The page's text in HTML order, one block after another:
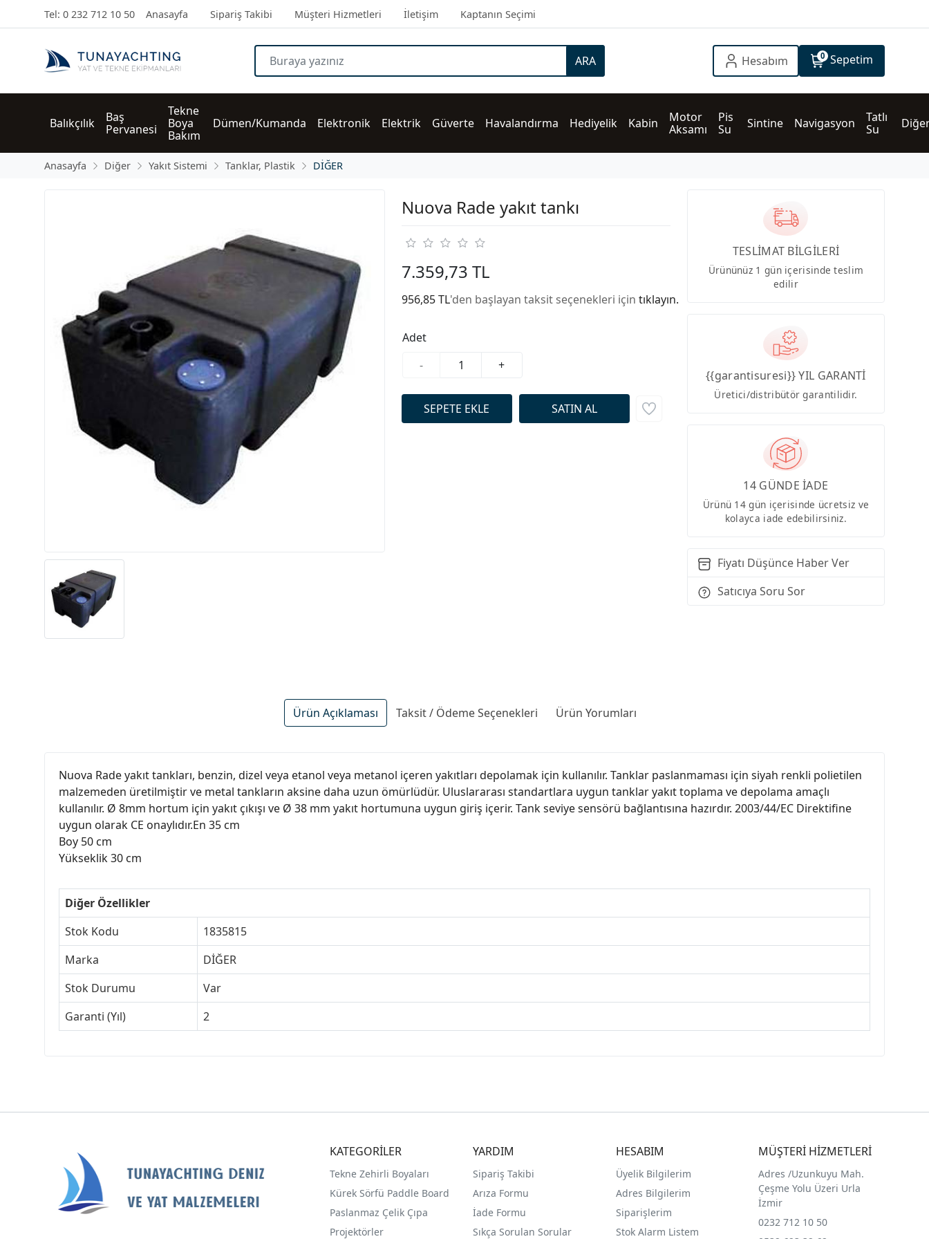
Tel: 0 232 712 10 50 Anasayfa Sipariş Takibi Müşteri Hizmetleri İletişim Kaptanın Seçimi
ARA Hesabım 0 Sepetim
Balıkçılık
Baş
Pervanesi
Tekne
Boya
Bakım
Dümen/Kumanda Elektronik Elektrik Güverte Havalandırma Hediyelik Kabin
Motor
Aksamı
Pis
Su
Sintine Navigasyon
Tatlı
Su
Anasayfa Diğer Yakıt Sistemi Tanklar, Plastik DİĞER
Nuova Rade yakıt tankı
7.359,73 TL
956,85 TL'den başlayan taksit seçenekleri için tıklayın.
Adet
-
+
TESLİMAT BİLGİLERİ
Ürününüz 1 gün içerisinde teslim
edilir
{{garantisuresi}} YIL GARANTİ
Üretici/distribütör garantilidir.
14 GÜNDE İADE
Ürünü 14 gün içerisinde ücretsiz ve
kolayca iade edebilirsiniz.
Fiyatı Düşünce Haber Ver
Satıcıya Soru Sor
Ürün Açıklaması Taksit / Ödeme Seçenekleri Ürün Yorumları
Nuova Rade yakıt tankları, benzin, dizel veya etanol veya metanol içeren yakıtları depolamak için kullanılır. Tanklar paslanmaması için siyah renkli polietilen
malzemeden üretilmiştir ve metal tankların aksine daha uzun ömürlüdür. Uluslararası standartlara uygun tanklar yakıt toplama ve depolama amaçlı
kullanılır. Ø 8mm hortum için yakıt çıkışı ve Ø 38 mm yakıt hortumuna uygun giriş içerir. Tank seviye sensörü bağlantısına hazırdır. 2003/44/EC Direktifine
uygun olarak CE onaylıdır.En 35 cm
Boy 50 cm
Yükseklik 30 cm
Diğer Özellikler
Stok Kodu
1835815
Marka
DİĞER
Stok Durumu
Var
Garanti (Yıl)
2
KATEGORİLER
Tekne Zehirli Boyaları
Kürek Sörfü Paddle Board
Paslanmaz Çelik Çıpa
Projektörler
YARDIM
Sipariş Takibi
Arıza Formu
İade Formu
Sıkça Sorulan Sorular
HESABIM
Üyelik Bilgilerim
Adres Bilgilerim
Siparişlerim
Stok Alarm Listem
MÜŞTERİ HİZMETLERİ
Adres /Uzunkuyu Mah.
Çeşme Yolu Üzeri Urla
İzmir
0232 712 10 50